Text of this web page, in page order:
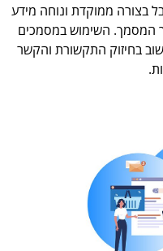
בצורה ממוקדת ונוחה מידע
המסמך. השימוש במסמכים
בחיזוק התקשורת והקשר